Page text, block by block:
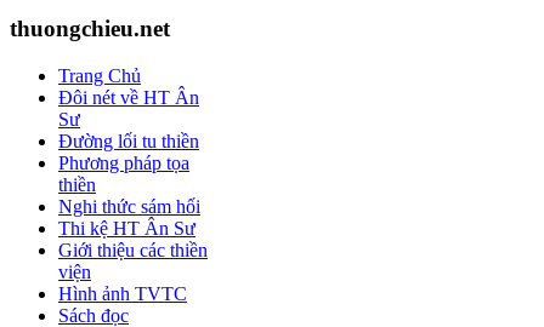
thuongchieu.net
Trang Chủ
Đôi nét về HT Ân
Sư
Đường lối tu thiền
Phương pháp tọa
thiền
Nghi thức sám hối
Thi kệ HT Ân Sư
Giới thiệu các thiền
viện
Hình ảnh TVTC
Sách đọc